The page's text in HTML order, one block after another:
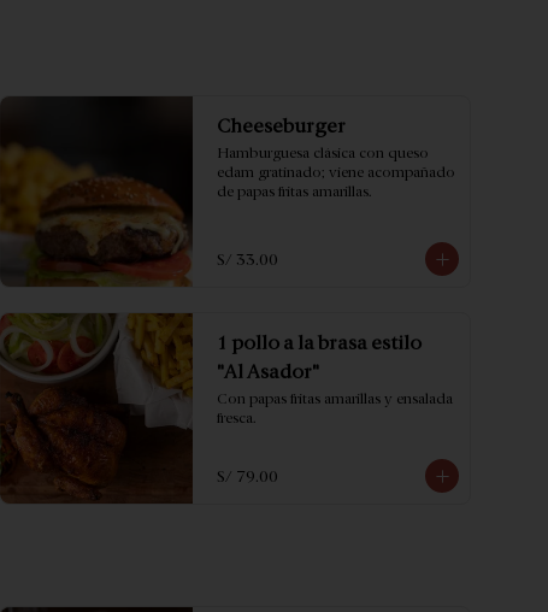
Cheeseburger
Hamburguesa clásica con queso
edam gratinado; viene acompañado
de papas fritas amarillas.
S/ 33.00
1 pollo a la brasa estilo
"Al Asador"
Con papas fritas amarillas y ensalada
fresca.
S/ 79.00